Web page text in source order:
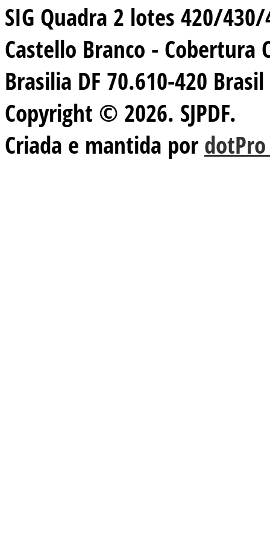
SIG Quadra 2 lotes 420/
Castello Branco - Cobertura
Brasilia DF 70.610-420 Brasil
Copyright © 2026. SJPDF.
Criada e mantida por